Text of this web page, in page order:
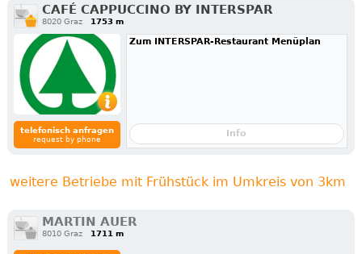
CAFÉ CAPPUCCINO BY INTERSPAR
8020 Graz 1753 m
telefonisch anfragen
request by phone
Zum INTERSPAR-Restaurant Menüplan
Info
weitere Betriebe mit Frühstück im Umkreis von 3km
MARTIN AUER
8010 Graz 1711 m